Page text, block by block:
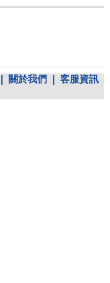
關於我們
客服資訊